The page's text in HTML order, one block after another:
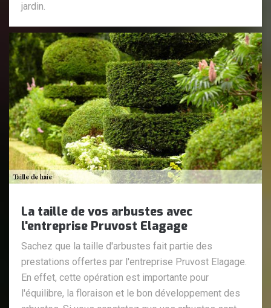
jardin.
La taille de vos arbustes avec
l'entreprise Pruvost Elagage
Sachez que la taille d'arbustes fait partie des
prestations offertes par l'entreprise Pruvost Elagage.
En effet, cette opération est importante pour
l'équilibre, la floraison et le bon développement des